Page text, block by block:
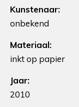
Kunstenaar:
onbekend
Materiaal:
inkt op papier
Jaar:
2010